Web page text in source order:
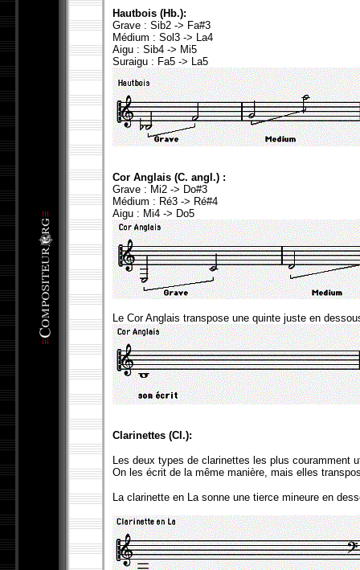
Hautbois (Hb.):
Grave : Sib2 -> Fa#3
Médium : Sol3 -> La4
Aigu : Sib4 -> Mi5
Suraigu : Fa5 -> La5
Cor Anglais (C. angl.) :
Grave : Mi2 -> Do#3
Médium : Ré3 -> Ré#4
Aigu : Mi4 -> Do5
Le Cor Anglais transpose une quinte juste en
Clarinettes (Cl.):
Les deux types de clarinettes les plus couramment
On les écrit de la même manière, mais elles
La clarinette en La sonne une tierce mineure en